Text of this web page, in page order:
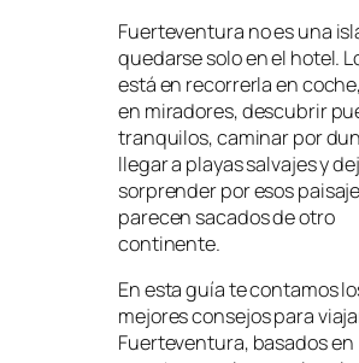
Fuerteventura no es una
quedarse solo en el hotel.
está en recorrerla en
en miradores, descubrir
tranquilos, caminar por
llegar a playas salvajes y
sorprender por esos
parecen sacados de otro
continente.
En esta guía te contamos
mejores consejos para
Fuerteventura, basados en